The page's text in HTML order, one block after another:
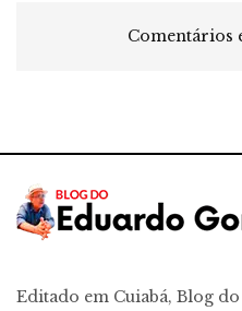
Comentários
Editado em Cuiabá, Blog